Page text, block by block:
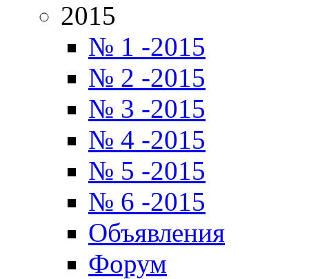
2015
№ 1 -2015
№ 2 -2015
№ 3 -2015
№ 4 -2015
№ 5 -2015
№ 6 -2015
Объявления
Форум